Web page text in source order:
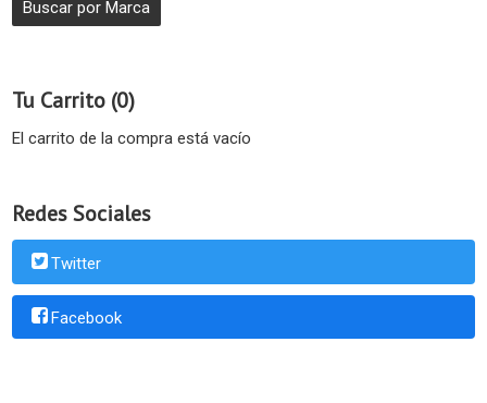
Tu Carrito (0)
El carrito de la compra está vacío
Redes Sociales
Twitter
Facebook